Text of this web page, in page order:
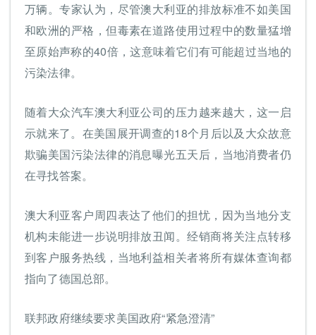
万辆。专家认为，尽管澳大利亚的排放标准不如美国
和欧洲的严格，但毒素在道路使用过程中的数量猛增
至原始声称的40倍，这意味着它们有可能超过当地的
污染法律。
随着大众汽车澳大利亚公司的压力越来越大，这一启
示就来了。在美国展开调查的18个月后以及大众故意
欺骗美国污染法律的消息曝光五天后，当地消费者仍
在寻找答案。
澳大利亚客户周四表达了他们的担忧，因为当地分支
机构未能进一步说明排放丑闻。经销商将关注点转移
到客户服务热线，当地利益相关者将所有媒体查询都
指向了德国总部。
联邦政府继续要求美国政府“紧急澄清”